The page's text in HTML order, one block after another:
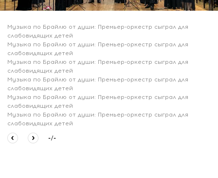
Музыка по Брайлю от души: Премьер-оркестр сыграл для
слабовидящих детей
Музыка по Брайлю от души: Премьер-оркестр сыграл для
слабовидящих детей
Музыка по Брайлю от души: Премьер-оркестр сыграл для
слабовидящих детей
Музыка по Брайлю от души: Премьер-оркестр сыграл для
слабовидящих детей
Музыка по Брайлю от души: Премьер-оркестр сыграл для
слабовидящих детей
Музыка по Брайлю от души: Премьер-оркестр сыграл для
слабовидящих детей
-/-